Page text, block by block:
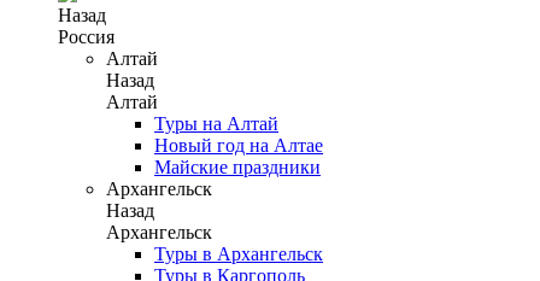
Назад
Россия
Алтай
Назад
Алтай
Туры на Алтай
Новый год на Алтае
Майские праздники
Архангельск
Назад
Архангельск
Туры в Архангельск
Туры в Каргополь